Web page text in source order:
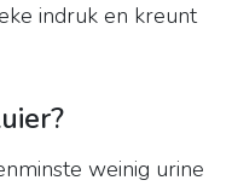
indruk en kreunt
weinig urine